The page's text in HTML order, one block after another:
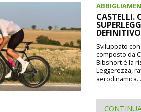
CASTELLI.
Sviluppato
composto da
Bibshort è la
Leggerezza,
aerodinamica...